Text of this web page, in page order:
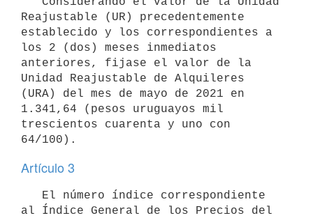
Reajustable (UR) precedentemente
establecido y los correspondientes a
los 2 (dos) meses inmediatos
anteriores, fijase el valor de la
Unidad Reajustable de Alquileres
(URA) del mes de mayo de 2021 en
1.341,64 (pesos uruguayos mil
trescientos cuarenta y uno con
Artículo 3
al Índice General de los Precios del